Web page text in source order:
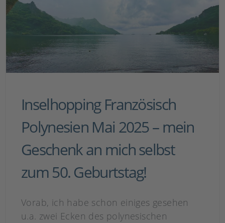
Inselhopping Französisch
Polynesien Mai 2025 – mein
Geschenk an mich selbst
zum 50. Geburtstag!
Vorab, ich habe schon einiges gesehen
u.a. zwei Ecken des polynesischen